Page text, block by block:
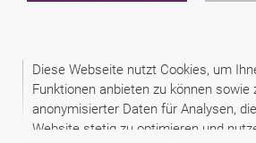
Diese Webseite nutzt Cookies, um
Funktionen anbieten zu können sowie
anonymisierter Daten für Analysen,
Website stetig zu optimieren und
vereinbaren, dass der Arbeitnehmer
Beendigung des
bestimmten Zeitraum, längstens
keine Erwerbstätigkeit ausüben